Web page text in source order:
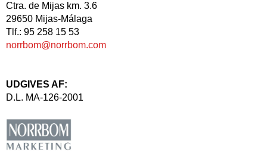
Ctra. de Mijas km. 3.6
29650 Mijas-Málaga
Tlf.: 95 258 15 53
norrbom@norrbom.com
UDGIVES AF:
D.L. MA-126-2001